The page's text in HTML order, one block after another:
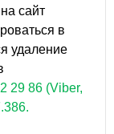
сайт
в
удаление
29 86 (Viber,